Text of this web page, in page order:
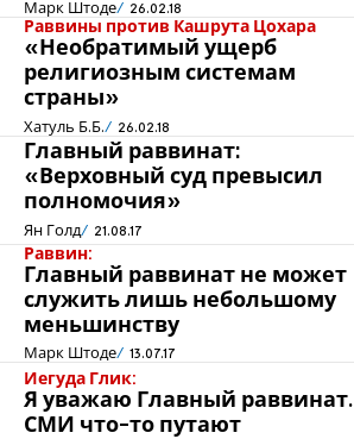
Марк Штоде 26.02.18
Раввины против Кашрута Цохара
«Необратимый ущерб
религиозным системам
страны»
Хатуль Б.Б. 26.02.18
Главный раввинат:
«Верховный суд превысил
полномочия»
Ян Голд 21.08.17
Раввин:
Главный раввинат не может
служить лишь небольшому
меньшинству
Марк Штоде 13.07.17
Иегуда Глик:
Я уважаю Главный раввинат.
СМИ что-то путают